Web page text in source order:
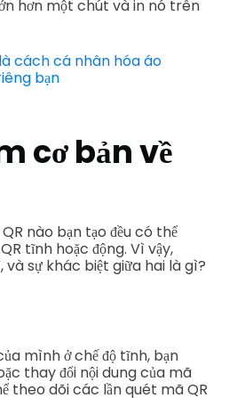
hơn một chút và in nó trên
cách cá nhân hóa áo
bạn
cơ bản về
nào bạn tạo đều có thể
tĩnh hoặc động. Vì vậy,
và sự khác biệt giữa hai là gì?
mình ở chế độ tĩnh, bạn
thay đổi nội dung của mã
theo dõi các lần quét mã QR